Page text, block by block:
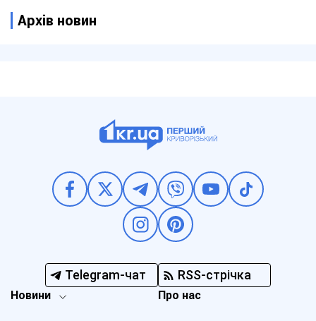
Архів новин
Telegram-чат RSS-стрічка
Новини Про нас